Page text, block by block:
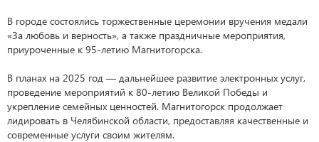
В городе состоялись торжественные церемонии вручения медали
«За любовь и верность», а также праздничные мероприятия,
приуроченные к 95-летию Магнитогорска.
В планах на 2025 год — дальнейшее развитие электронных услуг,
проведение мероприятий к 80-летию Великой Победы и
укрепление семейных ценностей. Магнитогорск продолжает
лидировать в Челябинской области, предоставляя качественные и
современные услуги своим жителям.